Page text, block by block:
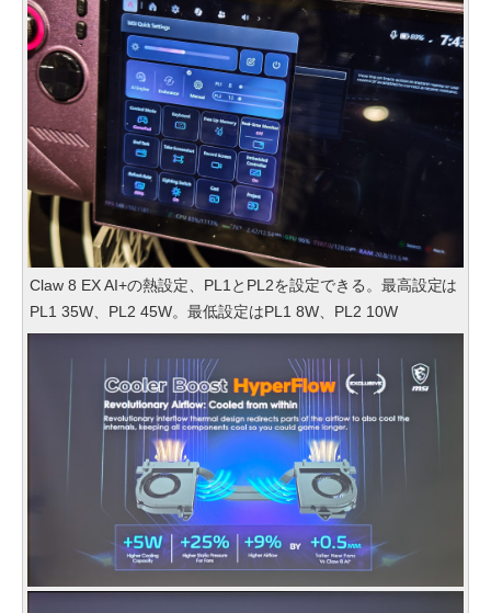
Claw 8 EX AI+の熱設定、PL1とPL2を設定できる。最高設定は
PL1 35W、PL2 45W。最低設定はPL1 8W、PL2 10W